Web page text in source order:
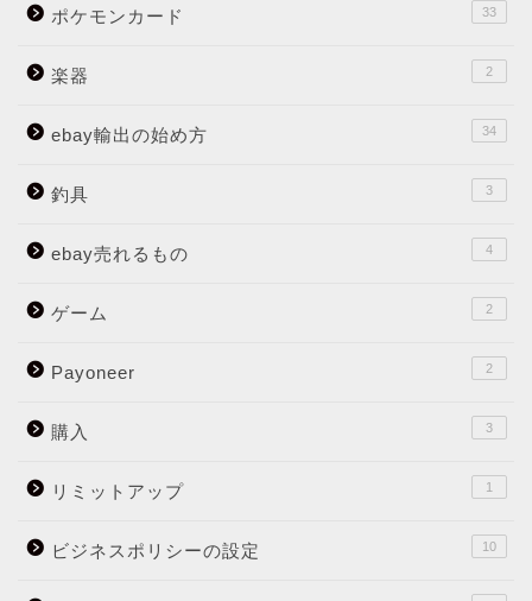
ポケモンカード 33
楽器 2
ebay輸出の始め方 34
釣具 3
ebay売れるもの 4
ゲーム 2
Payoneer 2
購入 3
リミットアップ 1
ビジネスポリシーの設定 10